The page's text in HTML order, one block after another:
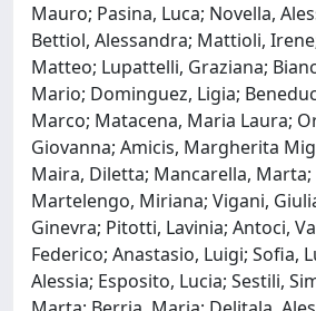
Mauro; Pasina, Luca; Novella,
Bettiol, Alessandra; Mattioli,
Matteo; Lupattelli, Graziana;
Mario; Dominguez, Ligia;
Marco; Matacena, Maria Laura;
Giovanna; Amicis, Margherita
Maira, Diletta; Mancarella, Marta;
Martelengo, Miriana; Vigani,
Ginevra; Pitotti, Lavinia; Antoci,
Federico; Anastasio, Luigi; Sofia,
Alessia; Esposito, Lucia; Sestili,